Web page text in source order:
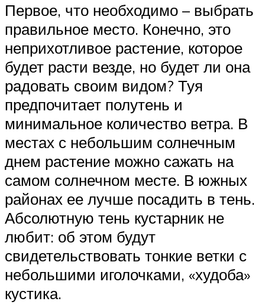
Первое, что необходимо – выбрать
правильное место. Конечно, это
неприхотливое растение, которое
будет расти везде, но будет ли она
радовать своим видом? Туя
предпочитает полутень и
минимальное количество ветра. В
местах с небольшим солнечным
днем растение можно сажать на
самом солнечном месте. В южных
районах ее лучше посадить в тень.
Абсолютную тень кустарник не
любит: об этом будут
свидетельствовать тонкие ветки с
небольшими иголочками, «худоба»
кустика.